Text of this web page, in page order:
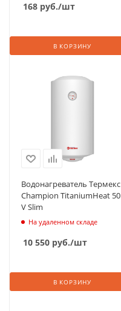
168 руб./шт
В КОРЗИНУ
Водонагреватель Термекс
Champion TitaniumHeat 50
V Slim
На удаленном складе
10 550 руб./шт
В КОРЗИНУ